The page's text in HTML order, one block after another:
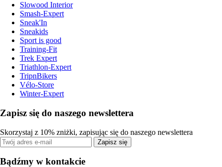
Slowood Interior
Smash-Expert
Sneak'In
Sneakids
Sport is good
Training-Fit
Trek Expert
Triathlon-Expert
TripnBikers
Vélo-Store
Winter-Expert
Zapisz się do naszego newslettera
Skorzystaj z 10% zniżki, zapisując się do naszego newslettera
Zapisz się
Bądźmy w kontakcie